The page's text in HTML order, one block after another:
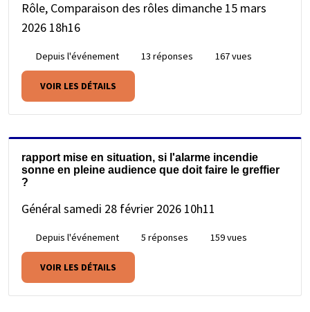
Rôle, Comparaison des rôles dimanche 15 mars
2026 18h16
Depuis l'événement 13 réponses 167 vues
VOIR LES DÉTAILS
rapport mise en situation, si l'alarme incendie
sonne en pleine audience que doit faire le greffier
?
Généralsamedi 28 février 2026 10h11
Depuis l'événement 5 réponses 159 vues
VOIR LES DÉTAILS